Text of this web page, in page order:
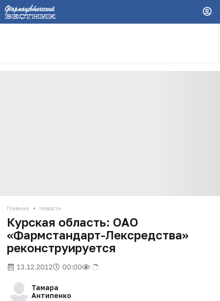
Главная • Новости
Курская область: ОАО
«Фармстанд­арт-Лексредств­а»
реконструируется
13.12.2012 00:00
Тамара
Антипенко